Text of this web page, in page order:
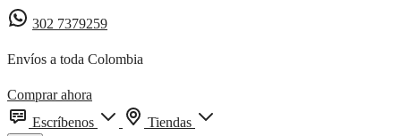
302 7379259
Envíos a toda Colombia
Comprar ahora
Escríbenos
Tiendas